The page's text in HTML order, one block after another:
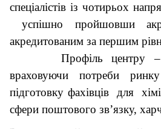
спеціалістів із чотирьох
успішно пройшовши
акредитованим за першим
Профіль центру –
враховуючи потреби
підготовку фахівців для
сфери поштового зв’язку,